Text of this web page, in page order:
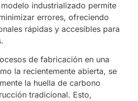
industrializado permite
errores, ofreciendo
rápidas y accesibles para
de fabricación en una
la recientemente abierta, se
la huella de carbono
tradicional. Esto,